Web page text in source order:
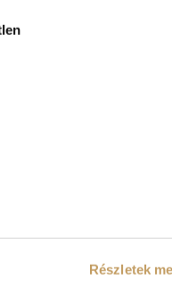
Részletek